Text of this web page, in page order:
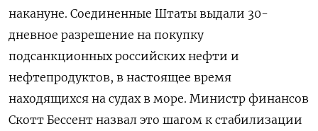
накануне. Соединенные Штаты выдали 30-
дневное разрешение на покупку
подсанкционных ​российских нефти и
нефтепродуктов, в настоящее время
находящихся на судах в море. Министр финансов
Скотт Бессент назвал это шагом к стабилизации